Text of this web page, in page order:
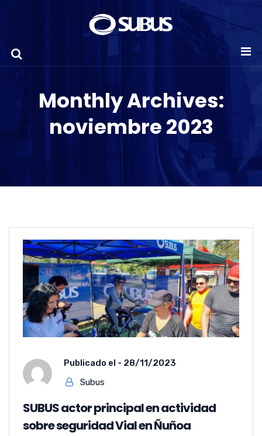
Monthly Archives:
noviembre 2023
Publicado el - 28/11/2023
Subus
SUBUS actor principal en actividad
sobre seguridad Vial en Ñuñoa